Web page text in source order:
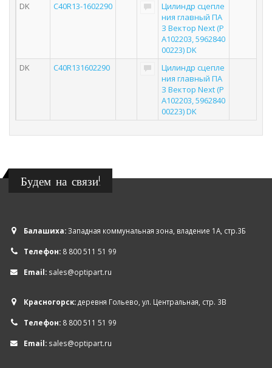
DK
C40R13-1602290
Цилиндр сцепле
ния главный ПА
З Вектор Next (P
A102203, 5962840
00223) DK
DK
C40R131602290
Цилиндр сцепле
ния главный ПА
З Вектор Next (P
A102203, 5962840
00223) DK
Будем на связи!
Балашиха:Западная коммунальная зона, владение 1А, стр.3Б
Телефон: 8 800 511 51 99
Email: sales@optipart.ru
Красногорск:деревня Гольево, ул. Центральная, стр. 3В
Телефон: 8 800 511 51 99
Email: sales@optipart.ru